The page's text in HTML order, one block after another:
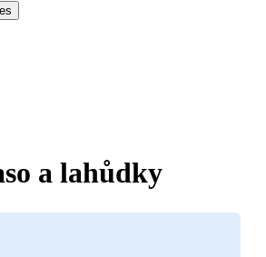
a lahůdky